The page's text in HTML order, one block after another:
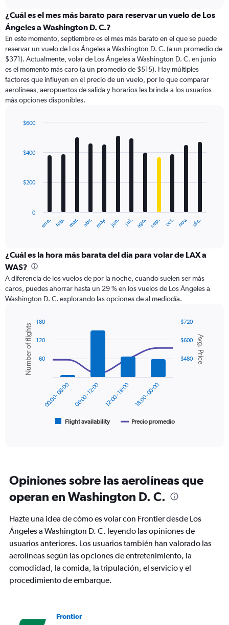
categories.
Range:
91
categories.
The
chart
has
1
Y
axis
values.
to
¿Cuál es el mes más barato para reservar un vuelo de Los
Ángeles a Washington D. C.?
En este momento, septiembre es el mes más barato en el que se puede
reservar un vuelo de Los Ángeles a Washington D. C. (a un promedio de
$371). Actualmente, volar de Los Ángeles a Washington D. C. en junio
es el momento más caro (a un promedio de $515). Hay múltiples
factores que influyen en el precio de un vuelo, por lo que comparar
aerolíneas, aeropuertos de salida y horarios les brinda a los usuarios
más opciones disponibles.
with
12
The
categories.
Range:
12
categories.
The
chart
axis
displaying
values.
Range:
ene. feb. mar. abr. may. jun. jul. ago. sep. oct. nov. dic.
0
$200
$400
$600
¿Cuál es la hora más barata del día para volar de LAX a
WAS?
A diferencia de los vuelos de por la noche, cuando suelen ser más
caros, puedes ahorrar hasta un 29 % en los vuelos de Los Ángeles a
Washington D. C. explorando las opciones de al mediodía.
Combination
chart
with
data
series.
6
The
has
2
axes
displaying
Avg.
Price
flights.
Chart
graphic.
Avg. Price
Number of flights
Flight availability Precio promedio
00:00 - 06:00 06:00 - 12:00 12:00 - 18:00 18:00 - 00:00
$480
$600
$720
60
120
180
Opiniones sobre las aerolíneas que
operan en Washington D. C.
Hazte una idea de cómo es volar con Frontier desde Los
Ángeles a Washington D. C. leyendo las opiniones de
usuarios anteriores. Los usuarios también han valorado las
aerolíneas según las opciones de entretenimiento, la
comodidad, la comida, la tripulación, el servicio y el
procedimiento de embarque.
Frontier